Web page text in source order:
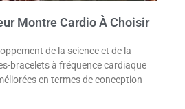
Montre Cardio À Choisir
de la science et de la
bracelets à fréquence cardiaque
en termes de conception